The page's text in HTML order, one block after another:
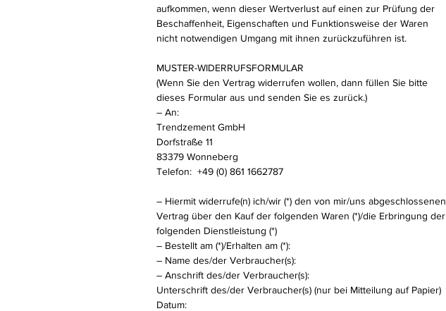
aufkommen, wenn dieser Wertverlust auf einen zur Prüfung der
Beschaffenheit, Eigenschaften und Funktionsweise der Waren
nicht notwendigen Umgang mit ihnen zurückzuführen ist.
MUSTER-WIDERRUFSFORMULAR
(Wenn Sie den Vertrag widerrufen wollen, dann füllen Sie bitte
dieses Formular aus und senden Sie es zurück.)
– An:
Trendzement GmbH
Dorfstraße 11
83379 Wonneberg
Telefon: +49 (0) 861 1662787
– Hiermit widerrufe(n) ich/wir (*) den von mir/uns abgeschlossenen
Vertrag über den Kauf der folgenden Waren (*)/die Erbringung der
folgenden Dienstleistung (*)
– Bestellt am (*)/Erhalten am (*):
– Name des/der Verbraucher(s):
– Anschrift des/der Verbraucher(s):
Unterschrift des/der Verbraucher(s) (nur bei Mitteilung auf Papier)
Datum: